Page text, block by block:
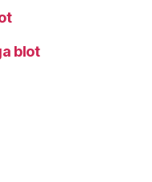
blot